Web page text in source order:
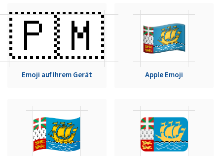
🇵🇲
Emoji auf Ihrem Gerät Apple Emoji